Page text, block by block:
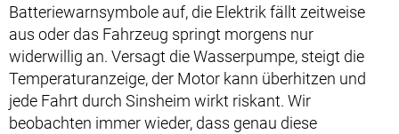
Batteriewarnsymbole auf, die Elektrik fällt zeitweise
aus oder das Fahrzeug springt morgens nur
widerwillig an. Versagt die Wasserpumpe, steigt die
Temperaturanzeige, der Motor kann überhitzen und
jede Fahrt durch Sinsheim wirkt riskant. Wir
beobachten immer wieder, dass genau diese